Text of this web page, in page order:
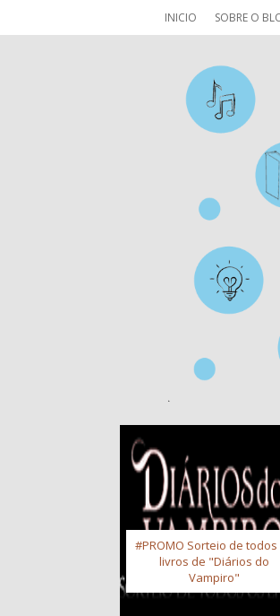
INICIO SOBRE O
#PROMO Sorteio de todos
livros de "Diários do
Vampiro"